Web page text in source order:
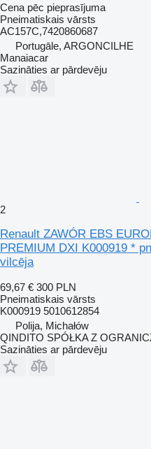
Cena pēc pieprasījuma
Pneimatiskais vārsts
AC157C,7420860687
Portugāle, ARGONCILHE
Manaiacar
Sazināties ar pārdevēju
2
Renault ZAWÓR EBS
PREMIUM DXI K000919 *
vilcēja
69,67 € 300 PLN
Pneimatiskais vārsts
K000919 5010612854
Polija, Michałów
QINDITO SPÓŁKA Z
Sazināties ar pārdevēju